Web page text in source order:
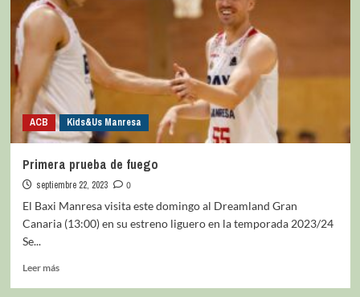
ACB Kids&Us Manresa
Primera prueba de fuego
septiembre 22, 2023
0
El Baxi Manresa visita este domingo al Dreamland Gran
Canaria (13:00) en su estreno liguero en la temporada 2023/24
Se...
Leer más